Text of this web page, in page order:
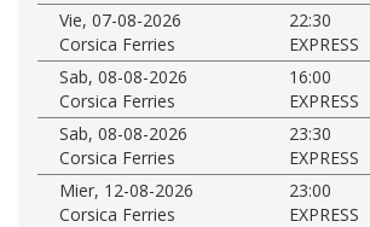
Vie, 07-08-2026
22:30
Corsica Ferries
EXPRESS
Sab, 08-08-2026
16:00
Corsica Ferries
EXPRESS
Sab, 08-08-2026
23:30
Corsica Ferries
EXPRESS
Mier, 12-08-2026
23:00
Corsica Ferries
EXPRESS